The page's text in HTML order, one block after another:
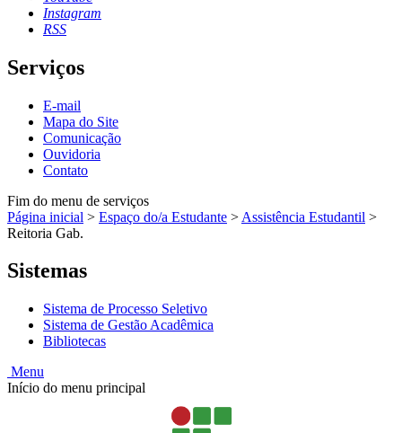
Instagram
RSS
Serviços
E-mail
Mapa do Site
Comunicação
Ouvidoria
Contato
Fim do menu de serviços
Página inicial > Espaço do/a Estudante > Assistência Estudantil >
Reitoria Gab.
Sistemas
Sistema de Processo Seletivo
Sistema de Gestão Acadêmica
Bibliotecas
Menu
Início do menu principal